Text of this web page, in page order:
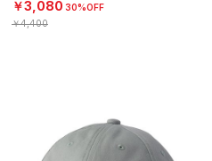
￥3,080 30%OFF
￥4,400